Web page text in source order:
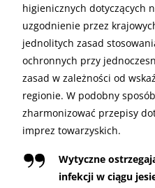
higienicznych dotyczących
uzgodnienie przez
jednolitych zasad
ochronnych przy
zasad w zależności od
regionie. W podobny
zharmonizować przepisy
imprez towarzyskich.
Wytyczne
infekcji w ciągu